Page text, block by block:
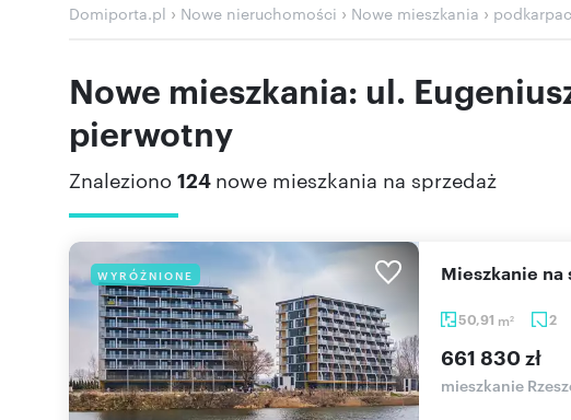
Domiporta.pl › Nowe nieruchomości › Nowe mieszkania ›
Nowe mieszkania: ul.
pierwotny
Znaleziono 124 nowe mieszkania na sprzedaż
WYRÓŻNIONE
50,91 m2 2
mieszkanie
661 830 zł
mieszkanie